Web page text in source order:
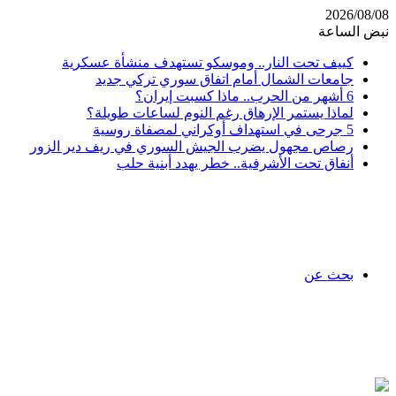
2026/08/08
نبض الساعة
كييف تحت النار.. وموسكو تستهدف منشأة عسكرية
جامعات الشمال أمام اتفاق سوري تركي جديد
6 أشهر من الحرب.. ماذا كسبت إيران؟
لماذا يستمر الإرهاق رغم النوم لساعات طويلة؟
5 جرحى في استهداف أوكراني لمصفاة روسية
رصاص مجهول يضرب الجيش السوري في ريف دير الزور
أنفاق تحت الأشرفية.. خطر يهدد أبنية حلب
بحث عن